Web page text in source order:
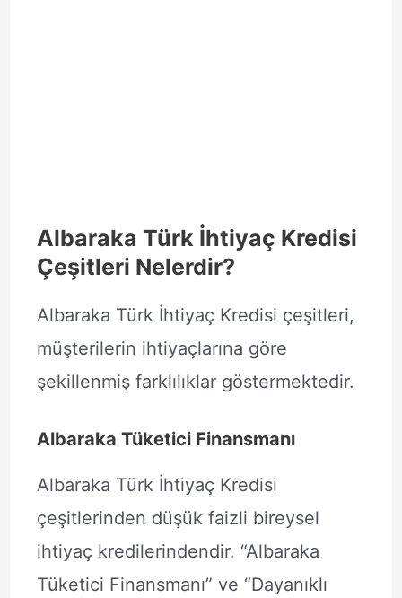
Albaraka Türk İhtiyaç Kredisi
Çeşitleri Nelerdir?
Albaraka Türk İhtiyaç Kredisi çeşitleri,
müşterilerin ihtiyaçlarına göre
şekillenmiş farklılıklar göstermektedir.
Albaraka Tüketici Finansmanı
Albaraka Türk İhtiyaç Kredisi
çeşitlerinden düşük faizli bireysel
ihtiyaç kredilerindendir. “Albaraka
Tüketici Finansmanı” ve “Dayanıklı